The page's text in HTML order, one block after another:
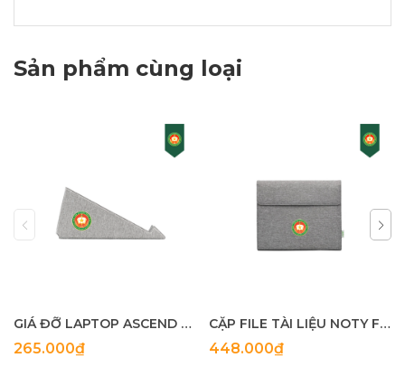
Sản phẩm cùng loại
GIÁ ĐỠ LAPTOP ASCEND ECO
265.000₫
CẶP FILE TÀI LIỆU NOTY FOLIO ECO
448.000₫